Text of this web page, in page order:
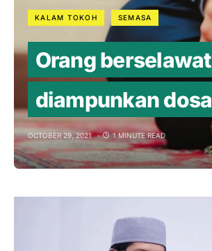
KALAM TOKOH SEMASA
Orang berselawat
diampunkan dosa
OCTOBER 29, 2021 1 MINUTE READ